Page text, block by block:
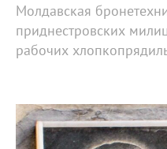
Молдавская
приднестровских
рабочих